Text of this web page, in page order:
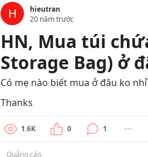
H
hieutran
20 năm trước
HN, Mua túi
Storage Bag) ở
Có mẹ nào biết mua ở đâu ko
Thanks
1.6K 0 1
Quảng cáo